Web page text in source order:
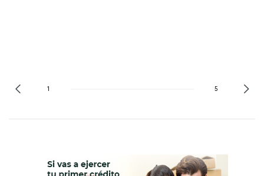
1 5